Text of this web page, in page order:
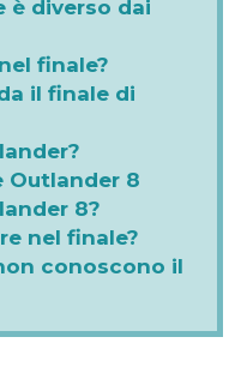
è diverso dai
finale?
il finale di
Outlander 8
8?
nel finale?
conoscono il